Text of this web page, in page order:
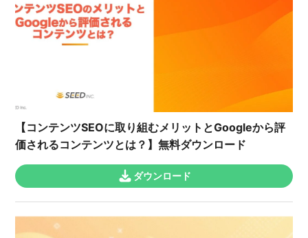
【コンテンツSEOに取り組むメリットとGoogleから評
価されるコンテンツとは？】無料ダウンロード
ダウンロード